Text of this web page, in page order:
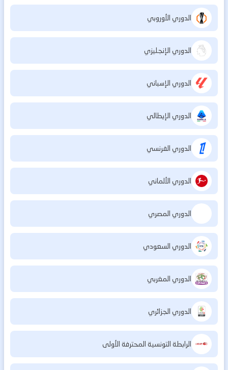
الدوري الأوروبي
الدوري الإنجليزي
الدوري الإسباني
الدوري الإيطالي
الدوري الفرنسي
الدوري الألماني
الدوري المصري
الدوري السعودي
الدوري المغربي
الدوري الجزائري
الرابطة التونسية المحترفة الأولى